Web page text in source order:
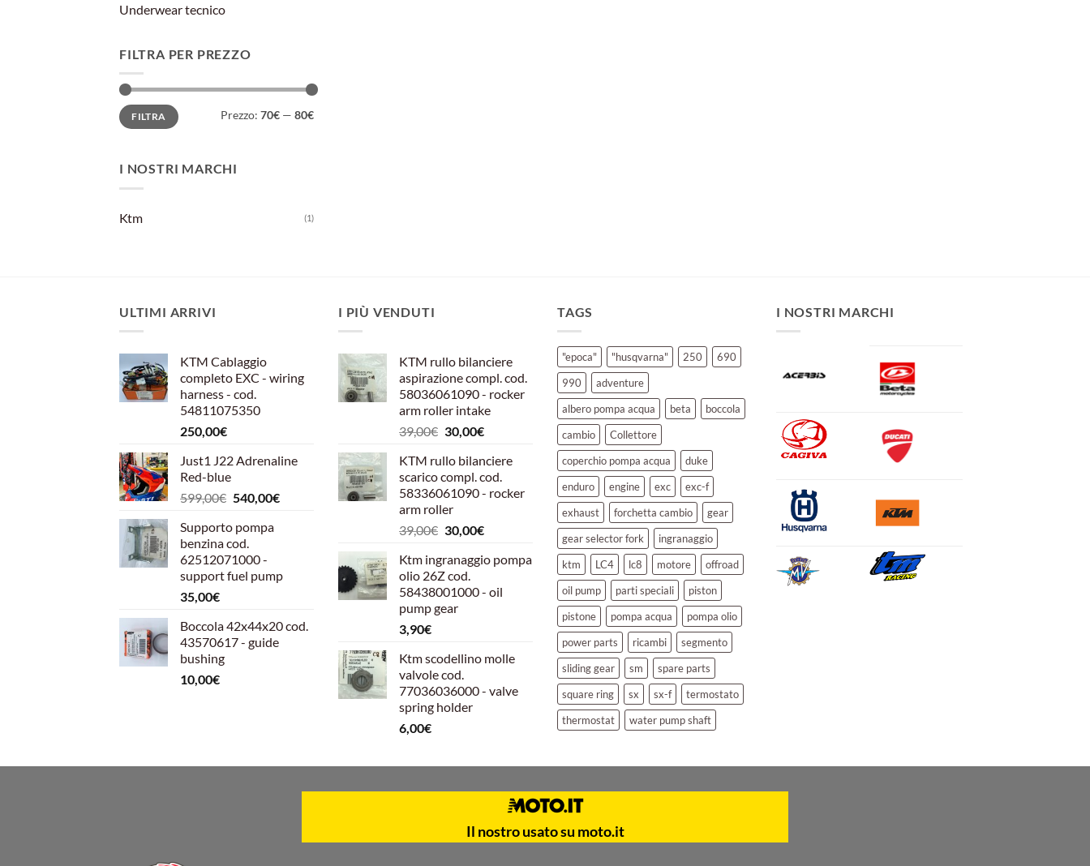
Underwear tecnico
FILTRA PER PREZZO
Prezzo
Min
Prezzo
MaxFILTRA Prezzo: 70€ — 80€
I NOSTRI MARCHI
Ktm (1)
ULTIMI ARRIVI
KTM Cablaggio
completo EXC - wiring
harness - cod.
54811075350
250,00€
Just1 J22 Adrenaline
Red-blue
599,00€ Il
originale
era:
599,00€.
540,00€Il
Supporto pompa
benzina cod.
62512071000 -
support fuel pump
35,00€
Boccola 42x44x20 cod.
43570617 - guide
bushing
10,00€
I PIÙ VENDUTI
KTM rullo bilanciere
aspirazione compl. cod.
58036061090 - rocker
arm roller intake
39,00€ Il
originale
era:
39,00€.
30,00€Il
attuale
è:
30,00€.
KTM rullo bilanciere
scarico compl. cod.
58336061090 - rocker
arm roller
39,00€ Il
originale
era:
39,00€.
30,00€Il
attuale
30,00€.
Ktm ingranaggio pompa
olio 26Z cod.
58438001000 - oil
pump gear
3,90€
Ktm scodellino molle
valvole cod.
77036036000 - valve
spring holder
6,00€
TAGS
"epoca" "husqvarna" 250
690
990
adventure
albero pompa acqua
beta
boccola
cambio
Collettore
coperchio pompa acqua
duke
enduro
engine exc
exc-f
exhaust
forchetta cambio
gear
gear selector fork
ingranaggio
ktm
LC4 lc8 motore
offroad
oil pump
parti speciali
piston
pistone
pompa acqua
pompa olio
power parts
ricambi
segmento
sliding gear
sm
spare parts
square ring
sx sx-f
termostato
thermostat
water pump shaft
I NOSTRI MARCHI
Il nostro usato su moto.it